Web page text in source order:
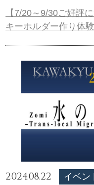
【7/20～9/30ご好評
キーホルダー作り体験
2024.08.22 イベン